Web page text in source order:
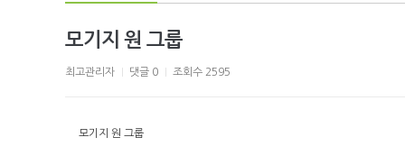
모기지 원 그룹
최고관리자 댓글 0 조회수 2595
모기지 원 그룹